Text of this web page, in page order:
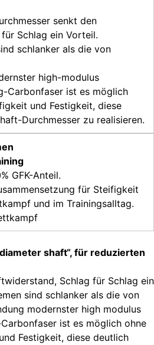
senkt den
Schlag ein Vorteil.
schlanker als die von
high-modulus
Carbonfaser ist es möglich
und Festigkeit, diese
Durchmesser zu realisieren.
GFK-Anteil.
für Steifigkeit
und im Trainingsalltag.
shaft“, für reduzierten
Schlag für Schlag ein
sind schlanker als die von
modernster high modulus
ist es möglich ohne
Festigkeit, diese deutlich